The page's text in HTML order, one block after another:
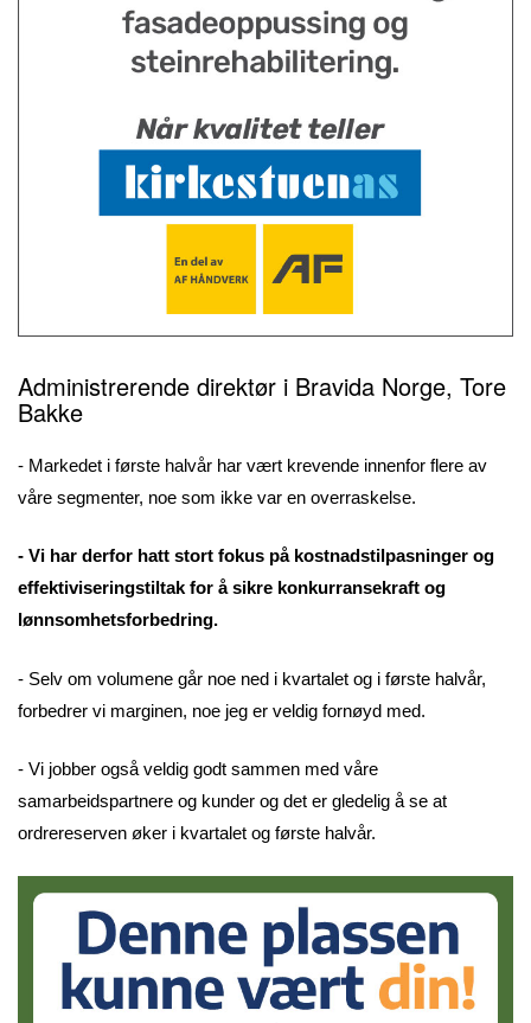
Administrerende direktør i Bravida Norge, Tore
Bakke
- Markedet i første halvår har vært krevende innenfor flere av
våre segmenter, noe som ikke var en overraskelse.
- Vi har derfor hatt stort fokus på kostnadstilpasninger og
effektiviseringstiltak for å sikre konkurransekraft og
lønnsomhetsforbedring.
- Selv om volumene går noe ned i kvartalet og i første halvår,
forbedrer vi marginen, noe jeg er veldig fornøyd med.
- Vi jobber også veldig godt sammen med våre
samarbeidspartnere og kunder og det er gledelig å se at
ordrereserven øker i kvartalet og første halvår.